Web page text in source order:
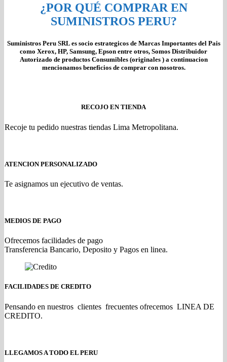
¿POR QUÉ COMPRAR EN
SUMINISTROS PERU?
Suministros Peru SRL es socio estrategicos de Marcas Importantes del Pais
como Xerox, HP, Samsung, Epson entre otros, Somos Distribuidor
Autorizado de productos Consumibles (originales ) a continuacion
mencionamos beneficios de comprar con nosotros.
RECOJO EN TIENDA
Recoje tu pedido nuestras tiendas Lima Metropolitana.
ATENCION PERSONALIZADO
Te asignamos un ejecutivo de ventas.
MEDIOS DE PAGO
Ofrecemos facilidades de pago
Transferencia Bancario, Deposito y Pagos en linea.
FACILIDADES DE CREDITO
Pensando en nuestros clientes frecuentes ofrecemos LINEA DE
CREDITO.
LLEGAMOS A TODO EL PERU